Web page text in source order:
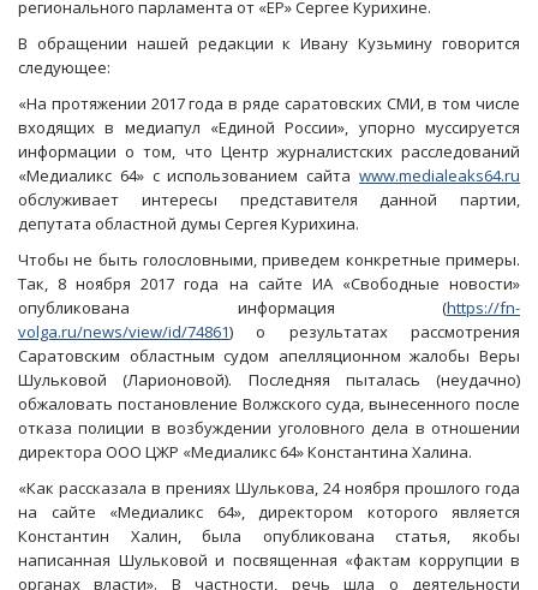
регионального парламента от «ЕР» Сергее Курихине.
В обращении нашей редакции к Ивану Кузьмину говорится
следующее:
«На протяжении 2017 года в ряде саратовских СМИ, в том числе
входящих в медиапул «Единой России», упорно муссируется
информации о том, что Центр журналистских расследований
«Медиаликс 64» с использованием сайта www.medialeaks64.ru
обслуживает интересы представителя данной партии,
депутата областной думы Сергея Курихина.
Чтобы не быть голословными, приведем конкретные примеры.
Так, 8 ноября 2017 года на сайте ИА «Свободные новости»
опубликована информация (https://fn-
volga.ru/news/view/id/74861) о результатах рассмотрения
Саратовским областным судом апелляционном жалобы Веры
Шульковой (Ларионовой). Последняя пыталась (неудачно)
обжаловать постановление Волжского суда, вынесенного после
отказа полиции в возбуждении уголовного дела в отношении
директора ООО ЦЖР «Медиаликс 64» Константина Халина.
«Как рассказала в прениях Шулькова, 24 ноября прошлого года
на сайте «Медиаликс 64», директором которого является
Константин Халин, была опубликована статья, якобы
написанная Шульковой и посвященная «фактам коррупции в
органах власти». В частности, речь шла о деятельности